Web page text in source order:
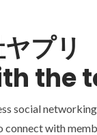
プリ
the
social
connect with